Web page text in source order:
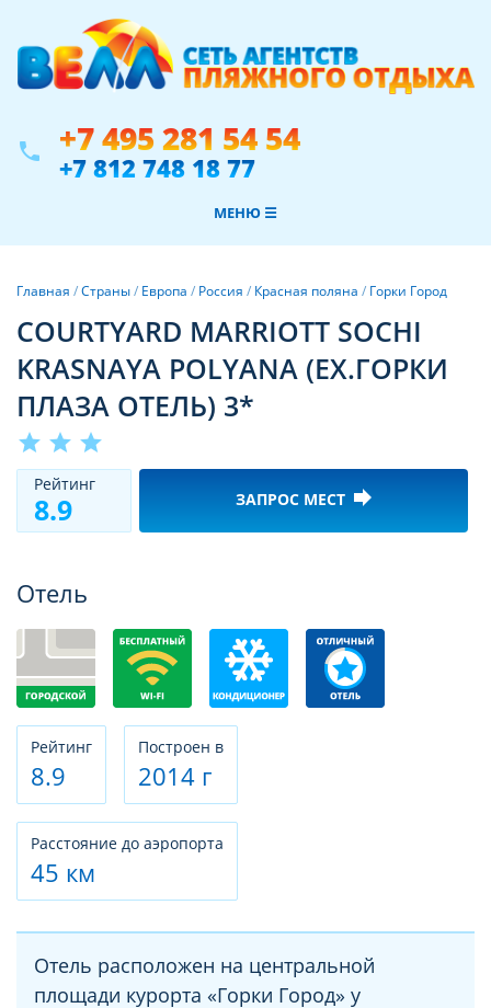
phone +7 495 281 54 54
+7 812 748 18 77
МЕНЮ ☰
Главная /Страны/ Европа / Россия / Красная поляна / Горки Город
COURTYARD MARRIOTT SOCHI
KRASNAYA POLYANA (EX.ГОРКИ
ПЛАЗА ОТЕЛЬ) 3*
star star star
Рeйтинг
8.9 ЗАПРОС МЕСТ forward
Отель
Рeйтинг
8.9
Построен в
2014 г
Расстояние до аэропорта
45 км
Отель расположен на центральной
площади курорта «Горки Город» у